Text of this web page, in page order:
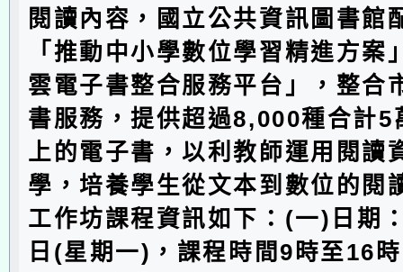
閱讀內容，國立公共資訊圖書館
「推動中小學數位學習精進方案
雲電子書整合服務平台」，整合
書服務，提供超過8,000種合計
上的電子書，以利教師運用閱讀
學，培養學生從文本到數位的閱
工作坊課程資訊如下：(一)日期
日(星期一)，課程時間9時至16